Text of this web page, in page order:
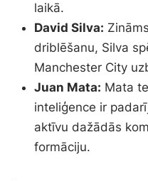
laikā.
David Silva:
driblēšanu, Silva
Manchester City
Juan Mata: Mata
inteliģence ir
aktīvu dažādās
formāciju.